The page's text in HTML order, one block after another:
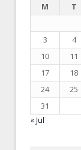
M
T
3
4
10
11
17
18
24
25
31
« Jul